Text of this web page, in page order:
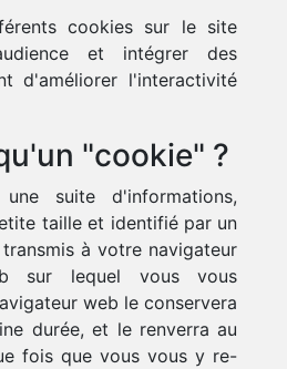
cookies sur le site
et intégrer des
d'améliorer l'interactivité
"cookie" ?
suite d'informations,
taille et identifié par un
à votre navigateur
sur lequel vous vous
web le conservera
durée, et le renverra au
fois que vous vous y re-